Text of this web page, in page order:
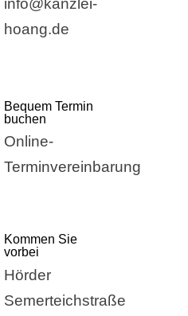
info@kanzlei-
hoang.de
Bequem Termin
buchen
Online-
Terminvereinbarung
Kommen Sie
vorbei
Hörder
Semerteichstraße